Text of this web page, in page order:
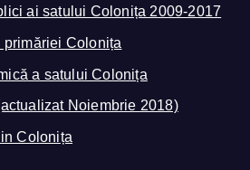
ai satului Colonița 2009-2017
Colonița
a satului Colonița
Noiembrie 2018)
Colonița